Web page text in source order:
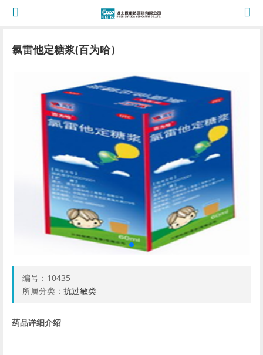
氯雷他定糖浆(百为哈）
编号： 10435
所属分类： 抗过敏类
药品详细介绍